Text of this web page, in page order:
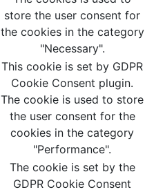
store the user consent for
the cookies in the category
"Necessary".
This cookie is set by GDPR
Cookie Consent plugin.
The cookie is used to store
the user consent for the
cookies in the category
"Performance".
The cookie is set by the
GDPR Cookie Consent